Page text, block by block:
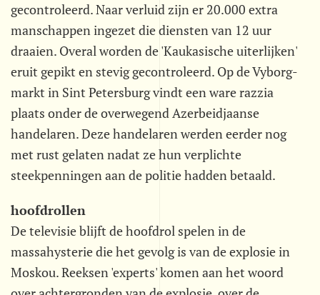
gecontroleerd. Naar verluid zijn er 20.000 extra
manschappen ingezet die diensten van 12 uur
draaien. Overal worden de 'Kaukasische uiterlijken'
eruit gepikt en stevig gecontroleerd. Op de Vyborg-
markt in Sint Petersburg vindt een ware razzia
plaats onder de overwegend Azerbeidjaanse
handelaren. Deze handelaren werden eerder nog
met rust gelaten nadat ze hun verplichte
steekpenningen aan de politie hadden betaald.
hoofdrollen
De televisie blijft de hoofdrol spelen in de
massahysterie die het gevolg is van de explosie in
Moskou. Reeksen 'experts' komen aan het woord